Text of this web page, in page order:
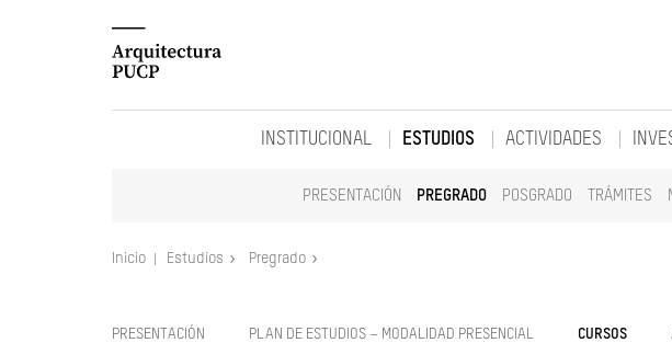
INSTITUCIONAL ESTUDIOS
PRESENTACIÓN PREGRADO POSGRADO TRÁMITES
ACTIVIDADES
Inicio Estudios Pregrado
PRESENTACIÓN PLAN DE ESTUDIOS – MODALIDAD PRESENCIAL CURSOS